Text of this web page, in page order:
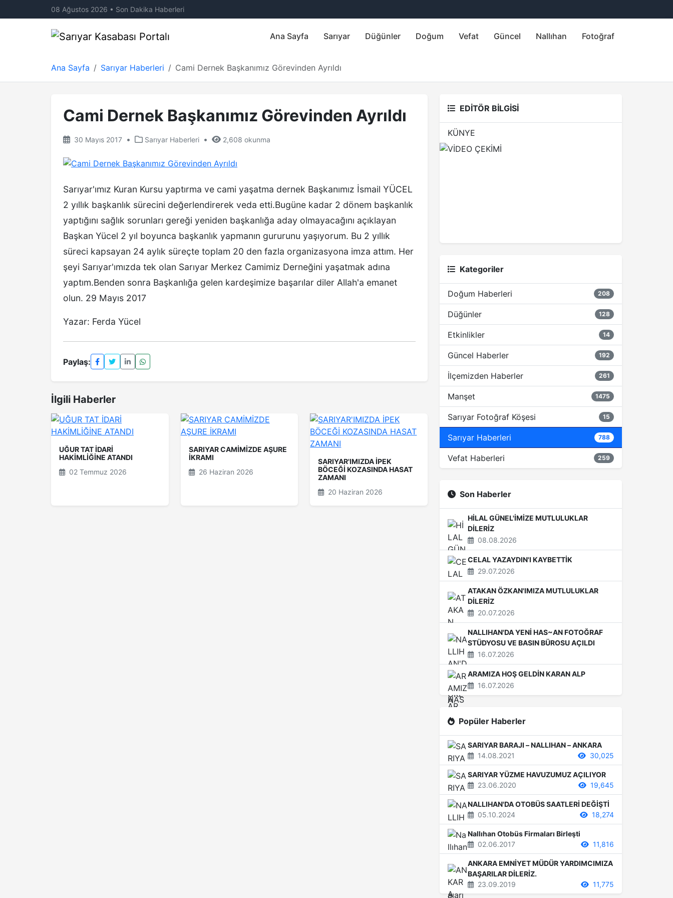
08 Ağustos 2026 • Son Dakika Haberleri
Ana Sayfa Sarıyar Düğünler Doğum Vefat Güncel Nallıhan Fotoğraf
Ana Sayfa Sarıyar Haberleri Cami Dernek Başkanımız Görevinden Ayrıldı
Cami Dernek Başkanımız Görevinden Ayrıldı
30 Mayıs 2017 • Sarıyar Haberleri • 2,608 okunma
Sarıyar'ımız Kuran Kursu yaptırma ve cami yaşatma dernek Başkanımız İsmail YÜCEL
2 yıllık başkanlık sürecini değerlendirerek veda etti.Bugüne kadar 2 dönem başkanlık
yaptığını sağlık sorunları gereği yeniden başkanlığa aday olmayacağını açıklayan
Başkan Yücel 2 yıl boyunca başkanlık yapmanın gururunu yaşıyorum. Bu 2 yıllık
süreci kapsayan 24 aylık süreçte toplam 20 den fazla organizasyona imza attım. Her
şeyi Sarıyar'ımızda tek olan Sarıyar Merkez Camimiz Derneğini yaşatmak adına
yaptım.Benden sonra Başkanlığa gelen kardeşimize başarılar diler Allah'a emanet
olun. 29 Mayıs 2017
Yazar: Ferda Yücel
Paylaş:
İlgili Haberler
UĞUR TAT İDARİ
HAKİMLİĞİNE ATANDI
02 Temmuz 2026
SARIYAR CAMİMİZDE AŞURE
İKRAMI
26 Haziran 2026
SARIYAR'IMIZDA İPEK
BÖCEĞİ KOZASINDA HASAT
ZAMANI
20 Haziran 2026
EDİTÖR BİLGİSİ
KÜNYE
Kategoriler
Doğum Haberleri 208
Düğünler 128
Etkinlikler 14
Güncel Haberler 192
İlçemizden Haberler 261
Manşet 1475
Sarıyar Fotoğraf Köşesi 15
Sarıyar Haberleri 788
Vefat Haberleri 259
Son Haberler
HİLAL GÜNEL'İMİZE MUTLULUKLAR
DİLERİZ
08.08.2026
CELAL YAZAYDIN'I KAYBETTİK
29.07.2026
ATAKAN ÖZKAN'IMIZA MUTLULUKLAR
DİLERİZ
20.07.2026
NALLIHAN'DA YENİ HAS~AN FOTOĞRAF
STÜDYOSU VE BASIN BÜROSU AÇILDI
16.07.2026
ARAMIZA HOŞ GELDİN KARAN ALP
16.07.2026
Popüler Haberler
SARIYAR BARAJI – NALLIHAN – ANKARA
14.08.2021
30,025
SARIYAR YÜZME HAVUZUMUZ AÇILIYOR
23.06.2020
19,645
NALLIHAN'DA OTOBÜS SAATLERİ DEĞİŞTİ
05.10.2024
18,274
Nallıhan Otobüs Firmaları Birleşti
02.06.2017
11,816
ANKARA EMNİYET MÜDÜR YARDIMCIMIZA
BAŞARILAR DİLERİZ.
23.09.2019
11,775